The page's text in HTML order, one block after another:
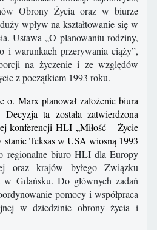
Obrony Życia oraz w biurze
wpływ na kształtowanie się w
Ustawa „O planowaniu rodziny,
i warunkach przerywania ciąży”,
na życzenie i ze względów
z początkiem 1993 roku.
o. Marx planował założenie biura
ta została zatwierdzona
konferencji HLI „Miłość – Życie
Teksas w USA wiosną 1993
regionalne biuro HLI dla Europy
oraz krajów byłego Związku
w Gdańsku. Do głównych zadań
pomocy i współpraca
w dziedzinie obrony życia i